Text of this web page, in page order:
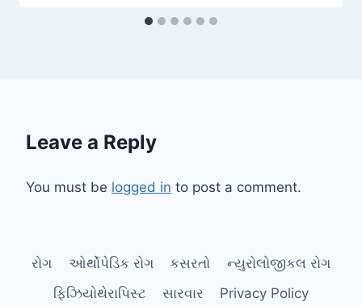
Leave a Reply
You must be logged in to post a comment.
રોગ ઓર્થોપેડિક રોગ કસરતો
ન્યુરોલોજીકલ રોગ
ફિઝિયોથેરાપિસ્ટ
સારવાર Privacy Policy